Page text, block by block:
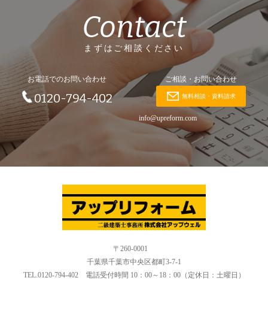
Contact
まずはご相談ください
お電話でのお問い合わせ
0120-794-402
ご相談・お問い合わせ
無料相談・資料請求
info@upreform.com
〒260-0001
千葉県千葉市中央区都町3-7-1
TEL.0120-794-402 電話受付時間 10：00～18：00（定休日：土曜日）